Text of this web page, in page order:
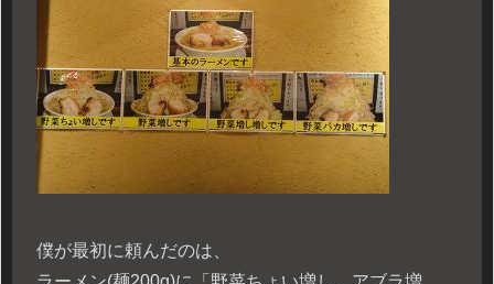
僕が最初に頼んだのは、